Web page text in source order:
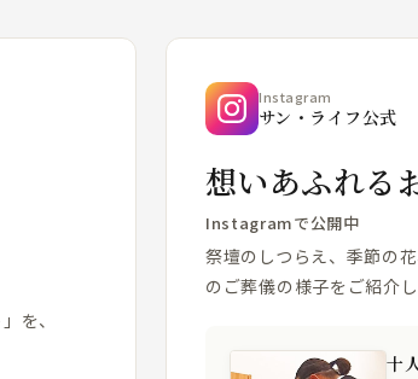
を、
Instagram
サン・ライフ公式
想いあふれる
Instagramで公開中
祭壇のしつらえ、季節の
のご葬儀の様子をご紹介し
十